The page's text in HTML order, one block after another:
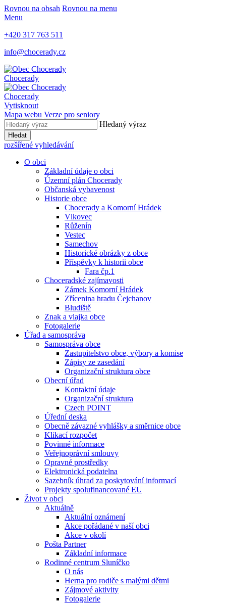
Rovnou na obsah Rovnou na menu
Menu
+420 317 763 511
info@chocerady.cz
Chocerady
Chocerady
Vytisknout
Mapa webu Verze pro seniory
Hledaný výraz
Hledat
rozšířené vyhledávání
O obci
Základní údaje o obci
Územní plán Chocerady
Občanská vybavenost
Historie obce
Chocerady a Komorní Hrádek
Vlkovec
Růženín
Vestec
Samechov
Historické obrázky z obce
Příspěvky k historii obce
Fara čp.1
Choceradské zajímavosti
Zámek Komorní Hrádek
Zřícenina hradu Čejchanov
Bludiště
Znak a vlajka obce
Fotogalerie
Úřad a samospráva
Samospráva obce
Zastupitelstvo obce, výbory a komise
Zápisy ze zasedání
Organizační struktura obce
Obecní úřad
Kontaktní údaje
Organizační struktura
Czech POINT
Úřední deska
Obecně závazné vyhlášky a směrnice obce
Klikací rozpočet
Povinné informace
Veřejnoprávní smlouvy
Opravné prostředky
Elektronická podatelna
Sazebník úhrad za poskytování informací
Projekty spolufinancované EU
Život v obci
Aktuálně
Aktuální oznámení
Akce pořádané v naší obci
Akce v okolí
Pošta Partner
Základní informace
Rodinné centrum Sluníčko
O nás
Herna pro rodiče s malými dětmi
Zájmové aktivity
Fotogalerie